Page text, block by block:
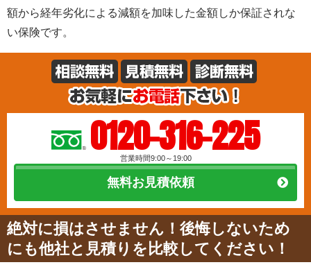
額から経年劣化による減額を加味した金額しか保証されな
い保険です。
0120-316-225
営業時間9:00～19:00
無料お見積依頼
絶対に損はさせません！後悔しないため
にも他社と見積りを比較してください！